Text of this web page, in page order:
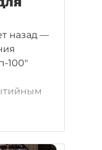
назад —
100"